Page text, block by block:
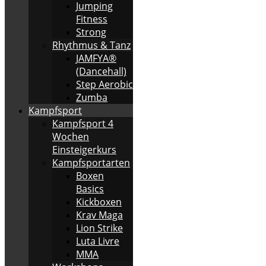
Jumping
Fitness
Strong
Rhythmus & Tanz
JAMFYA®
(Dancehall)
Step Aerobic
Zumba
Kampfsport
Kampfsport 4
Wochen
Einsteigerkurs
Kampfsportarten
Boxen
Basics
Kickboxen
Krav Maga
Lion Strike
Luta Livre
MMA